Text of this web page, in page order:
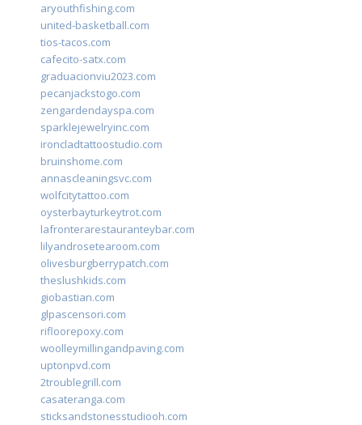
aryouthfishing.com
united-basketball.com
tios-tacos.com
cafecito-satx.com
graduacionviu2023.com
pecanjackstogo.com
zengardendayspa.com
sparklejewelryinc.com
ironcladtattoostudio.com
bruinshome.com
annascleaningsvc.com
wolfcitytattoo.com
oysterbayturkeytrot.com
lafronterarestauranteybar.com
lilyandrosetearoom.com
olivesburgberrypatch.com
theslushkids.com
giobastian.com
glpascensori.com
rifloorepoxy.com
woolleymillingandpaving.com
uptonpvd.com
2troublegrill.com
casateranga.com
sticksandstonesstudiooh.com